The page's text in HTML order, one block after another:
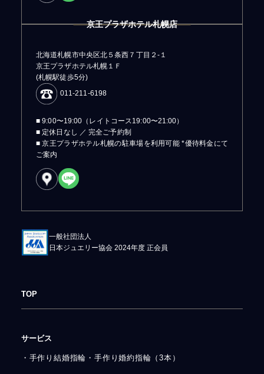
京王プラザホテル札幌店
北海道札幌市中央区北５条西７丁目２-１
京王プラザホテル札幌１Ｆ
(札幌駅徒歩5分)
011-211-6198
■ 9:00〜19:00（レイトコース19:00〜21:00）
■ 定休日なし ／ 完全ご予約制
■ 京王プラザホテル札幌の駐車場を利用可能 *優待料金にて
ご案内
一般社団法人
日本ジュエリー協会 2024年度 正会員
TOP
サービス
・手作り結婚指輪・手作り婚約指輪（3本）